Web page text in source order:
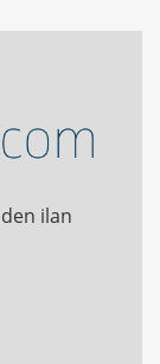
ilan